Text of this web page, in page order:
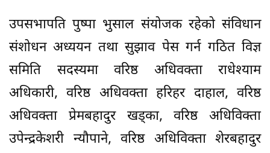
उपसभापति पुष्पा भुसाल संयोजक रहेको संविधान
संशोधन अध्ययन तथा सुझाव पेस गर्न गठित विज्ञ
समिति सदस्यमा वरिष्ठ अधिवक्ता राधेश्याम
अधिकारी, वरिष्ठ अधिवक्ता हरिहर दाहाल, वरिष्ठ
अधिवक्ता प्रेमबहादुर खड्का, वरिष्ठ अधिविक्ता
उपेन्द्रकेशरी न्यौपाने, वरिष्ठ अधिविक्ता शेरबहादुर